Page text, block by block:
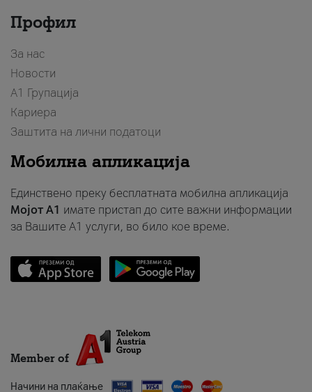
Профил
За нас
Новости
А1 Групација
Кариера
Заштита на лични податоци
Мобилна апликација
Единствено преку бесплатната мобилна апликација
Мојот A1 имате пристап до сите важни информации
за Вашите A1 услуги, во било кое време.
Member of
Начини на плаќање